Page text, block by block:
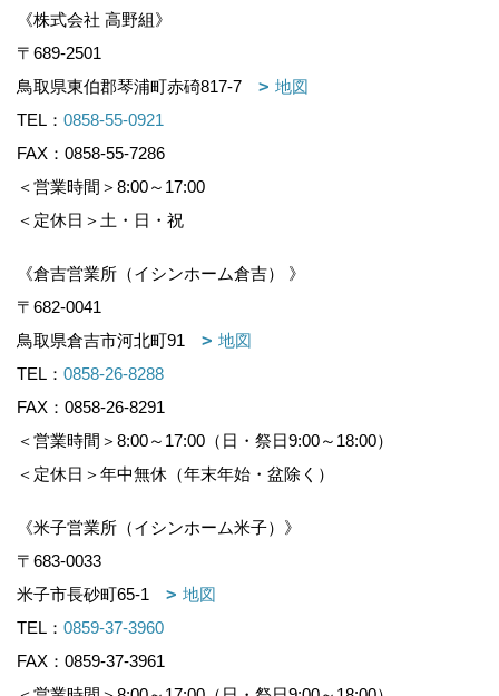
《株式会社 高野組》
〒689-2501
鳥取県東伯郡琴浦町赤碕817-7
地図
TEL： 0858-55-0921
FAX：0858-55-7286
＜営業時間＞8:00～17:00
＜定休日＞土・日・祝
《倉吉営業所（イシンホーム倉吉） 》
〒682-0041
鳥取県倉吉市河北町91
地図
TEL： 0858-26-8288
FAX：0858-26-8291
＜営業時間＞8:00～17:00（日・祭日9:00～18:00）
＜定休日＞年中無休（年末年始・盆除く）
《米子営業所（イシンホーム米子）》
〒683-0033
米子市長砂町65-1
地図
TEL： 0859-37-3960
FAX：0859-37-3961